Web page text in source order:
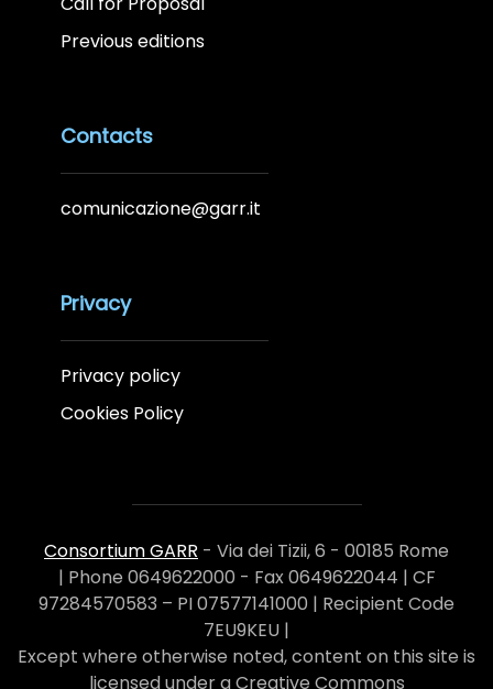
Previous editions
Contacts
comunicazione@garr.it
Privacy
Privacy policy
Cookies Policy
Consortium GARR - Via dei Tizii, 6 - 00185 Rome
| Phone 0649622000 - Fax 0649622044 | CF
97284570583 – PI 07577141000 | Recipient Code
7EU9KEU |
Except where otherwise noted, content on this site is
licensed under a Creative Commons